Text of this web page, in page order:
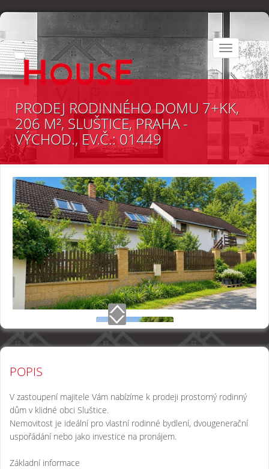
Toggle
navigation
PRODEJ RODINNÉHO DOMU 7+KK,
206 M², SLUŠTICE, PRAHA -
VÝCHOD., EV.Č.: 01449
POPIS
V zastoupení majitele Vám nabízíme k prodeji prostorný rodinný
dům v klidné obci Sluštice.
Nemovitost je ideální pro vlastní rodinné bydlení, dvougenerační
uspořádání nebo jako investice na pronájem.
Základní informace